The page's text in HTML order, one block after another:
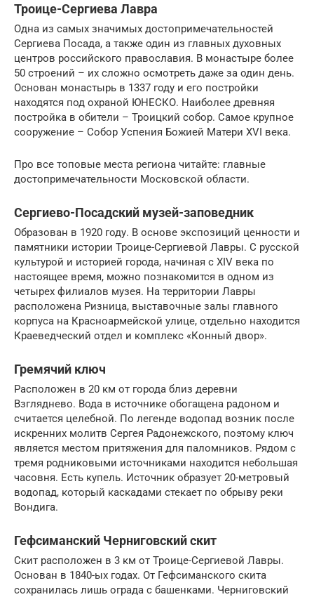
Троице-Сергиева Лавра
Одна из самых значимых достопримечательностей
Сергиева Посада, а также один из главных духовных
центров российского православия. В монастыре более
50 строений – их сложно осмотреть даже за один день.
Основан монастырь в 1337 году и его постройки
находятся под охраной ЮНЕСКО. Наиболее древняя
постройка в обители – Троицкий собор. Самое крупное
сооружение – Собор Успения Божией Матери XVI века.
Про все топовые места региона читайте: главные
достопримечательности Московской области.
Сергиево-Посадский музей-заповедник
Образован в 1920 году. В основе экспозиций ценности и
памятники истории Троице-Сергиевой Лавры. С русской
культурой и историей города, начиная с XIV века по
настоящее время, можно познакомится в одном из
четырех филиалов музея. На территории Лавры
расположена Ризница, выставочные залы главного
корпуса на Красноармейской улице, отдельно находится
Краеведческий отдел и комплекс «Конный двор».
Гремячий ключ
Расположен в 20 км от города близ деревни
Взгляднево. Вода в источнике обогащена радоном и
считается целебной. По легенде водопад возник после
искренних молитв Сергея Радонежского, поэтому ключ
является местом притяжения для паломников. Рядом с
тремя родниковыми источниками находится небольшая
часовня. Есть купель. Источник образует 20-метровый
водопад, который каскадами стекает по обрыву реки
Вондига.
Гефсиманский Черниговский cкит
Скит расположен в 3 км от Троице-Сергиевой Лавры.
Основан в 1840-ых годах. От Гефсиманского скита
сохранилась лишь ограда с башенками. Черниговский